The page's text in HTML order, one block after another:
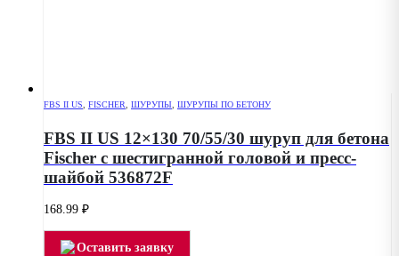
FBS II US FISCHER ШУРУПЫ ШУРУПЫ ПО БЕТОНУ
FBS II US 12×130 70/55/30 шуруп для бетона
Fischer с шестигранной головой и пресс-
шайбой 536872F
168.99 ₽
Оставить заявку